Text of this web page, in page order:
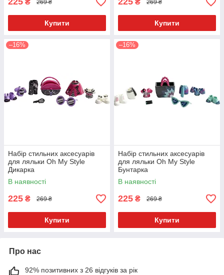
₴ 269 ₴
Купити
₴ 269 ₴
Купити
–16%
Набір стильних аксесуарів
для ляльки Oh My Style
Дикарка
В наявності
225 ₴ 269 ₴
Купити
–16%
Набір стильних аксесуарів
для ляльки Oh My Style
Бунтарка
В наявності
225 ₴ 269 ₴
Купити
Про нас
92% позитивних з 26 відгуків за рік